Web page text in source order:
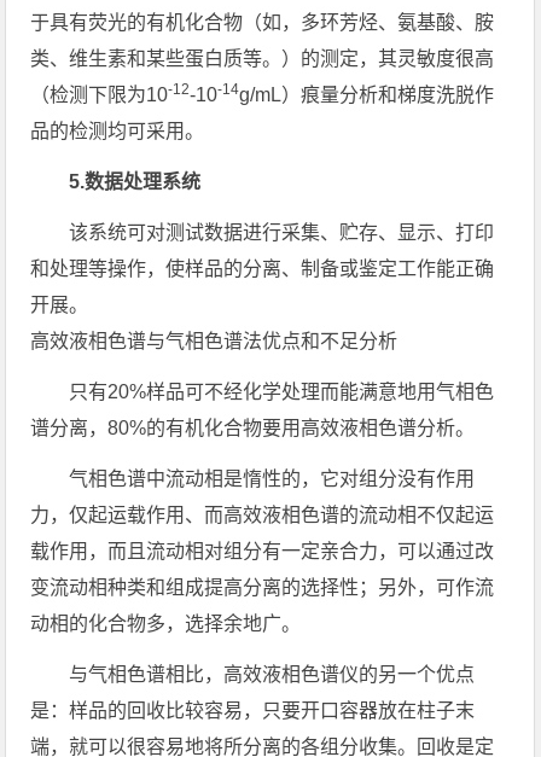
于具有荧光的有机化合物（如，多环芳烃、氨基酸、胺
类、维生素和某些蛋白质等。）的测定，其灵敏度很高
（检测下限为10-12-10-14g/mL）痕量分析和梯度洗脱作
品的检测均可采用。
5.数据处理系统
该系统可对测试数据进行采集、贮存、显示、打印
和处理等操作，使样品的分离、制备或鉴定工作能正确
开展。
高效液相色谱与气相色谱法优点和不足分析
只有20%样品可不经化学处理而能满意地用气相色
谱分离，80%的有机化合物要用高效液相色谱分析。
气相色谱中流动相是惰性的，它对组分没有作用
力，仅起运载作用、而高效液相色谱的流动相不仅起运
载作用，而且流动相对组分有一定亲合力，可以通过改
变流动相种类和组成提高分离的选择性；另外，可作流
动相的化合物多，选择余地广。
与气相色谱相比，高效液相色谱仪的另一个优点
是：样品的回收比较容易，只要开口容器放在柱子末
端，就可以很容易地将所分离的各组分收集。回收是定